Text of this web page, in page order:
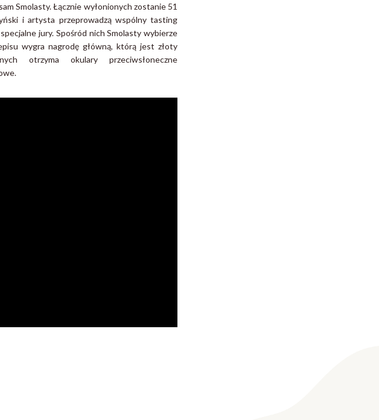
Smolasty. Łącznie wyłonionych zostanie 51
i artysta przeprowadzą wspólny tasting
jury. Spośród nich Smolasty wybierze
wygra nagrodę główną, którą jest złoty
otrzyma okulary przeciwsłoneczne